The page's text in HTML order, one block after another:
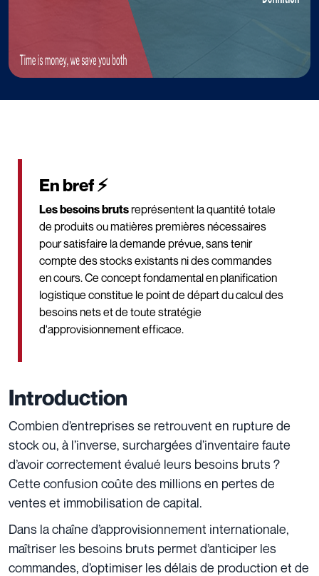
En bref ⚡
Les besoins brutsreprésentent la quantité totale
de produits ou matières premières nécessaires
pour satisfaire la demande prévue, sans tenir
compte des stocks existants ni des commandes
en cours. Ce concept fondamental en planification
logistique constitue le point de départ du calcul des
besoins nets et de toute stratégie
d'approvisionnement efficace.
Introduction
Combien d’entreprises se retrouvent en rupture de
stock ou, à l’inverse, surchargées d’inventaire faute
d’avoir correctement évalué leurs besoins bruts ?
Cette confusion coûte des millions en pertes de
ventes et immobilisation de capital.
Dans la chaîne d’approvisionnement internationale,
maîtriser les besoins bruts permet d’anticiper les
commandes, d’optimiser les délais de production et de